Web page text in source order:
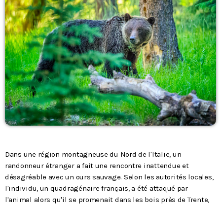
L’équipe
Contact
Contacts
Dans une région montagneuse du Nord de l'Italie, un
randonneur étranger a fait une rencontre inattendue et
désagréable avec un ours sauvage. Selon les autorités locales,
l'individu, un quadragénaire français, a été attaqué par
l'animal alors qu'il se promenait dans les bois près de Trente,